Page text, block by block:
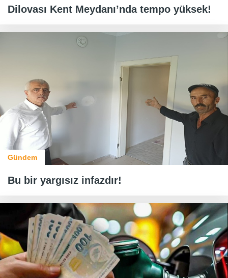
Dilovası Kent Meydanı’nda tempo yüksek!
Gündem
Bu bir yargısız infazdır!